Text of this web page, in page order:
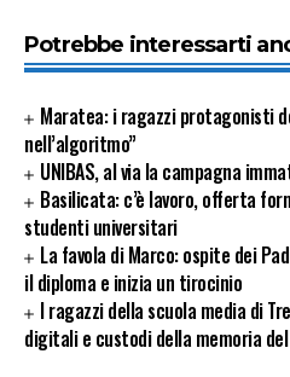
Potrebbe interessarti
Maratea: i ragazzi protagonisti
nell’algoritmo”
UNIBAS, al via la campagna
Basilicata: c’è lavoro, offerta
studenti universitari
La favola di Marco: ospite dei
il diploma e inizia un tirocinio
I ragazzi della scuola media di
digitali e custodi della memoria